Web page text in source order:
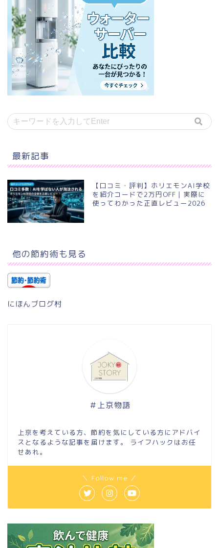
最新記事
【口コミ・評判】ホリエモンAI学校
を紹介コードで2万円OFF｜実際に
使ってわかった正直レビュー2026
他の節約術も見る
にほんブログ村
＃上京物語
上京を考えている方、節約を気にしている方にアドバイ
スとなるような記事を届けます。 ライフハックはお任
せあれ。
＼ Follow me ／